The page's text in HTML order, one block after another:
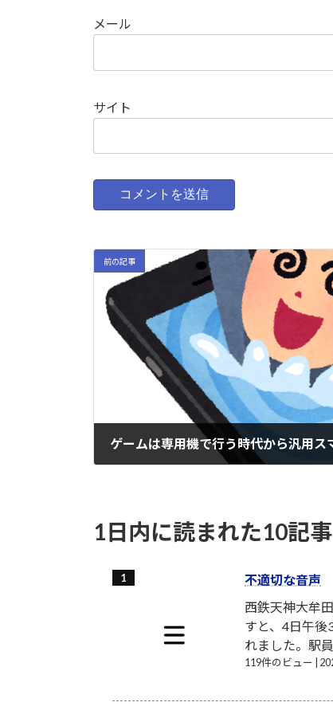
メール
サイト
前の記事
1日内に読まれた10記事
不適切な音声
西鉄天神大牟
すと、4日午後
れました。駅
119件のビュー